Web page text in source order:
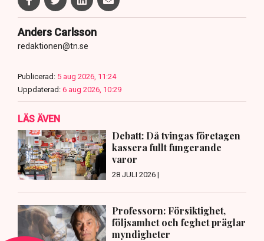
Anders Carlsson
redaktionen@tn.se
Publicerad: 5 aug 2026, 11:24
Uppdaterad: 6 aug 2026, 10:29
LÄS ÄVEN
Debatt: Då tvingas företagen
kassera fullt fungerande
varor
28 JULI 2026 |
Professorn: Försiktighet,
följsamhet och feghet präglar
myndigheter